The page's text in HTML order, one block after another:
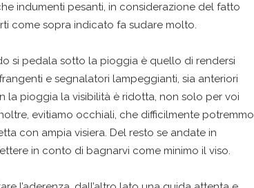
indumenti pesanti, in considerazione del fatto
come sopra indicato fa sudare molto.
si pedala sotto la pioggia è quello di rendersi
e segnalatori lampeggianti, sia anteriori
la pioggia la visibilità è ridotta, non solo per voi
evitiamo occhiali, che difficilmente potremmo
con ampia visiera. Del resto se andate in
in conto di bagnarvi come minimo il viso.